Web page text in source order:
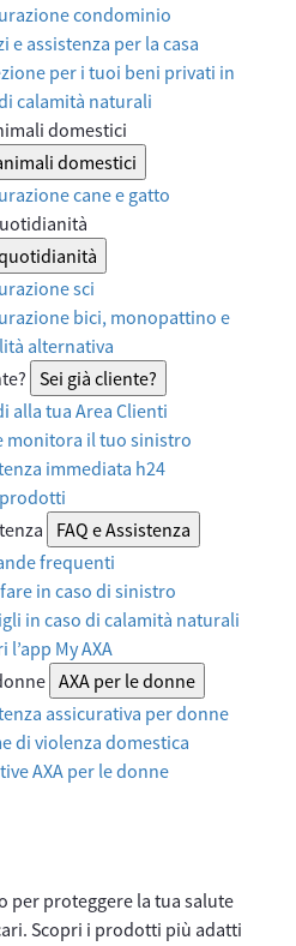
condominio
e assistenza per la casa
per i tuoi beni privati in
calamità naturali
domestici
domestici
cane e gatto
sci
bici, monopattino e
alternativa
Sei già cliente?
alla tua Area Clienti
monitora il tuo sinistro
immediata h24
FAQ e Assistenza
frequenti
in caso di sinistro
in caso di calamità naturali
l’app My AXA
AXA per le donne
assicurativa per donne
di violenza domestica
AXA per le donne
per proteggere la tua salute
Scopri i prodotti più adatti